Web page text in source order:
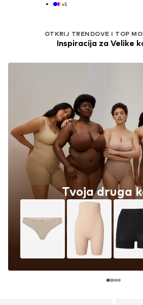
+5
OTKRIJ TRENDOVE I TOP
Inspiracija za Velike
Tvoja druga